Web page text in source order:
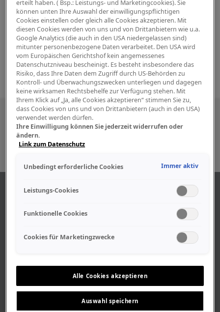
Besuchen Sie uns auch in den sozialen
Medien
Geschäftszeiten
Stellenangebote
Geschichte
erteilt haben. ( Bsp.: Leistungs- und Marketingcookies). Sie
können unten Ihre Auswahl der einwilligungspflichtigen
Cookies einstellen oder gleich alle Cookies akzeptieren. Mit
diesen Cookies werden von uns und von Drittanbietern wie u.a.
Google Analytics (die auch in den USA niedergelassen sind)
mitunter personenbezogene Daten verarbeitet. Den USA wird
vom Europäischen Gerichtshof kein angemessenes
Datenschutzniveau bescheinigt. Es besteht insbesondere das
Risiko, dass Ihre Daten dem Zugriff durch US-Behörden zu
Kontroll- und Überwachungszwecken unterliegen und dagegen
keine wirksamen Rechtsbehelfe zur Verfügung stehen. Mit
Ihrem Klick auf „Ja, alle Cookies akzeptieren“ stimmen Sie zu,
dass Cookies von uns und von Drittanbietern (auch in den USA)
verwendet werden dürfen.
Ihre Einwilligung können Sie jederzeit widerrufen oder
ändern.
Link zum Datenschutz
Unbedingt erforderliche Cookies Immer aktiv
Leistungs-Cookies
Funktionelle Cookies
Cookies für Marketingzwecke
Alle Cookies akzeptieren
Auswahl speichern